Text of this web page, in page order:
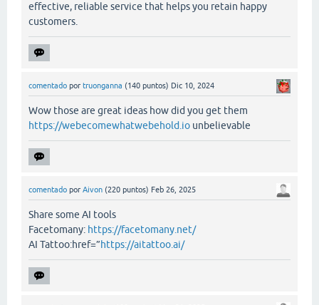
effective, reliable service that helps you retain happy
customers.
comentado por truonganna (140 puntos) Dic 10, 2024
Wow those are great ideas how did you get them
https://webecomewhatwebehold.io unbelievable
comentado por Aivon (220 puntos) Feb 26, 2025
Share some AI tools
Facetomany: https://facetomany.net/
AI Tattoo:href=”https://aitattoo.ai/